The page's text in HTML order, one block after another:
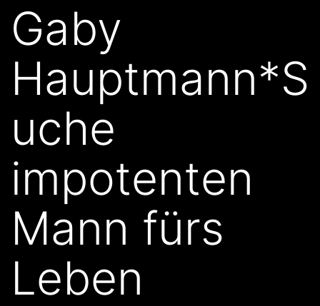
Gaby
Hauptmann*S
uche
impotenten
Mann fürs
Leben